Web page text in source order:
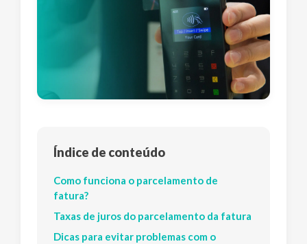
Índice de conteúdo
Como funciona o parcelamento de
fatura?
Taxas de juros do parcelamento da fatura
Dicas para evitar problemas com o